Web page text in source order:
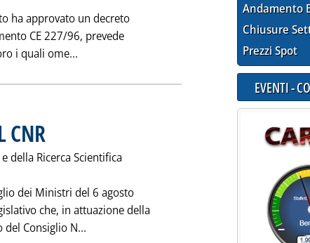
ha approvato un decreto
CE 227/96, prevede
i quali ome... Leggi tutta la notizia: 'SANZIONI PER CHI
CNR
della Ricerca Scientifica
dei Ministri del 6 agosto
che, in attuazione della
Consiglio N... Leggi tutta la notizia: 'AL VIA IL RIORDINO
Andamento
Chiusure
Prezzi Spot
EVENTI -